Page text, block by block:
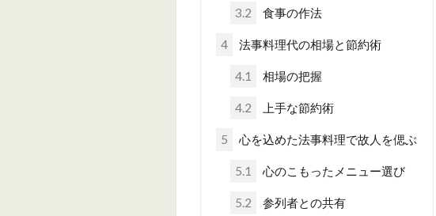
3.2 食事の作法
4 法事料理代の相場と節約術
4.1 相場の把握
4.2 上手な節約術
5 心を込めた法事料理で故人を偲ぶ
5.1 心のこもったメニュー選び
5.2 参列者との共有